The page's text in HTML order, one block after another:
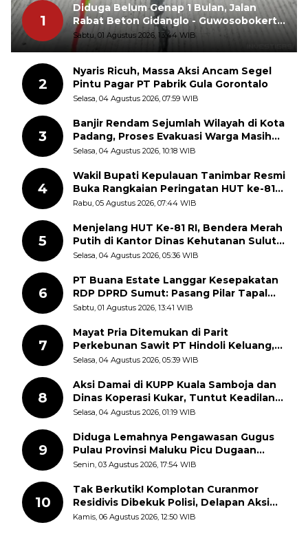
1
Diduga Belum Genap 1 Bulan, Jalan
Rabat Beton Gidanglo - Guwosobokerto
Sudah Pecah
Sabtu, 01 Agustus 2026, 13:44 WIB
2
Nyaris Ricuh, Massa Aksi Ancam Segel
Pintu Pagar PT Pabrik Gula Gorontalo
Selasa, 04 Agustus 2026, 07:59 WIB
3
Banjir Rendam Sejumlah Wilayah di Kota
Padang, Proses Evakuasi Warga Masih
Berlangsung
Selasa, 04 Agustus 2026, 10:18 WIB
4
Wakil Bupati Kepulauan Tanimbar Resmi
Buka Rangkaian Peringatan HUT ke-81
Kemerdekaan RI, ASN Diajak Perkuat
Rabu, 05 Agustus 2026, 07:44 WIB
5
Menjelang HUT Ke-81 RI, Bendera Merah
Putih di Kantor Dinas Kehutanan Sulut
Disorot Warga
Selasa, 04 Agustus 2026, 05:36 WIB
6
PT Buana Estate Langgar Kesepakatan
RDP DPRD Sumut: Pasang Pilar Tapal
Batas Sepihak Tanpa Libatkan
Sabtu, 01 Agustus 2026, 13:41 WIB
7
Mayat Pria Ditemukan di Parit
Perkebunan Sawit PT Hindoli Keluang,
Polisi Selidiki Penyebab Kematian
Selasa, 04 Agustus 2026, 05:39 WIB
8
Aksi Damai di KUPP Kuala Samboja dan
Dinas Koperasi Kukar, Tuntut Keadilan
dan Kesempatan Kerja yang Adil
Selasa, 04 Agustus 2026, 01:19 WIB
9
Diduga Lemahnya Pengawasan Gugus
Pulau Provinsi Maluku Picu Dugaan
Pungli terhadap Nelayan Bale-Bale di
Senin, 03 Agustus 2026, 17:54 WIB
10
Tak Berkutik! Komplotan Curanmor
Residivis Dibekuk Polisi, Delapan Aksi
Curanmor Di Candipuro Terungkap
Kamis, 06 Agustus 2026, 12:50 WIB